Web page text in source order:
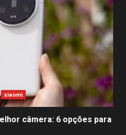
xiaomi
câmera: 6 opções para